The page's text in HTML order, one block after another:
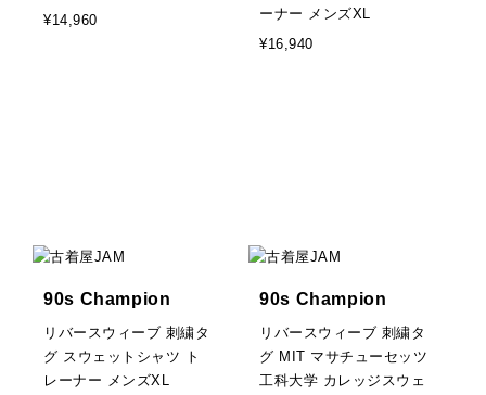
¥14,960
ーナー メンズXL
¥16,940
90s Champion
リバースウィーブ 刺繍タ
グ スウェットシャツ ト
レーナー メンズXL
90s Champion
リバースウィーブ 刺繍タ
グ MIT マサチューセッツ
工科大学 カレッジスウェ